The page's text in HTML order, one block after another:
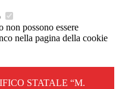
non possono essere
nella pagina della cookie
STATALE “M.